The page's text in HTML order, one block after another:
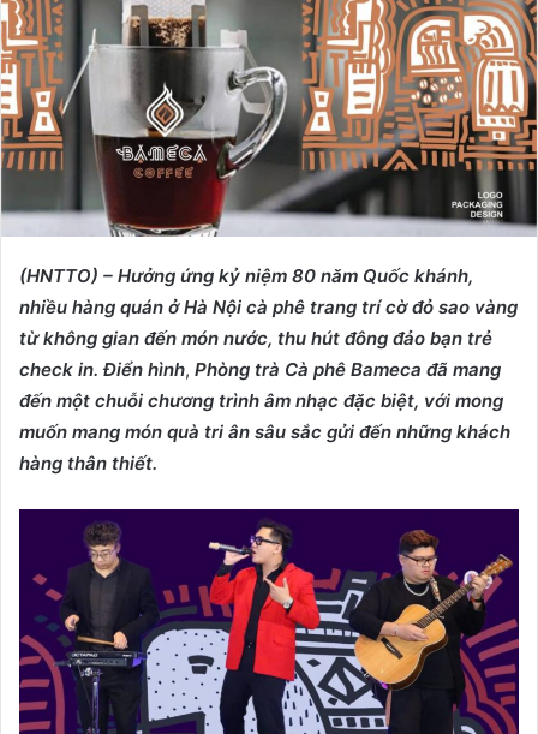
n
e
a
i
l
(HNTTO) – Hưởng ứng kỷ niệm 80 năm Quốc khánh,
nhiều hàng quán ở Hà Nội cà phê trang trí cờ đỏ sao vàng
từ không gian đến món nước, thu hút đông đảo bạn trẻ
check in. Điển hình, Phòng trà Cà phê Bameca đã mang
đến một chuỗi chương trình âm nhạc đặc biệt, với mong
muốn mang món quà tri ân sâu sắc gửi đến những khách
hàng thân thiết.